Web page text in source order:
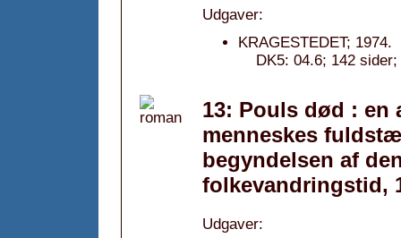
Udgaver:
KRAGESTEDET; 1974.
DK5: 04.6; 142 sider;
13: Pouls død : en
menneskes
begyndelsen af
folkevandringstid,
Udgaver: